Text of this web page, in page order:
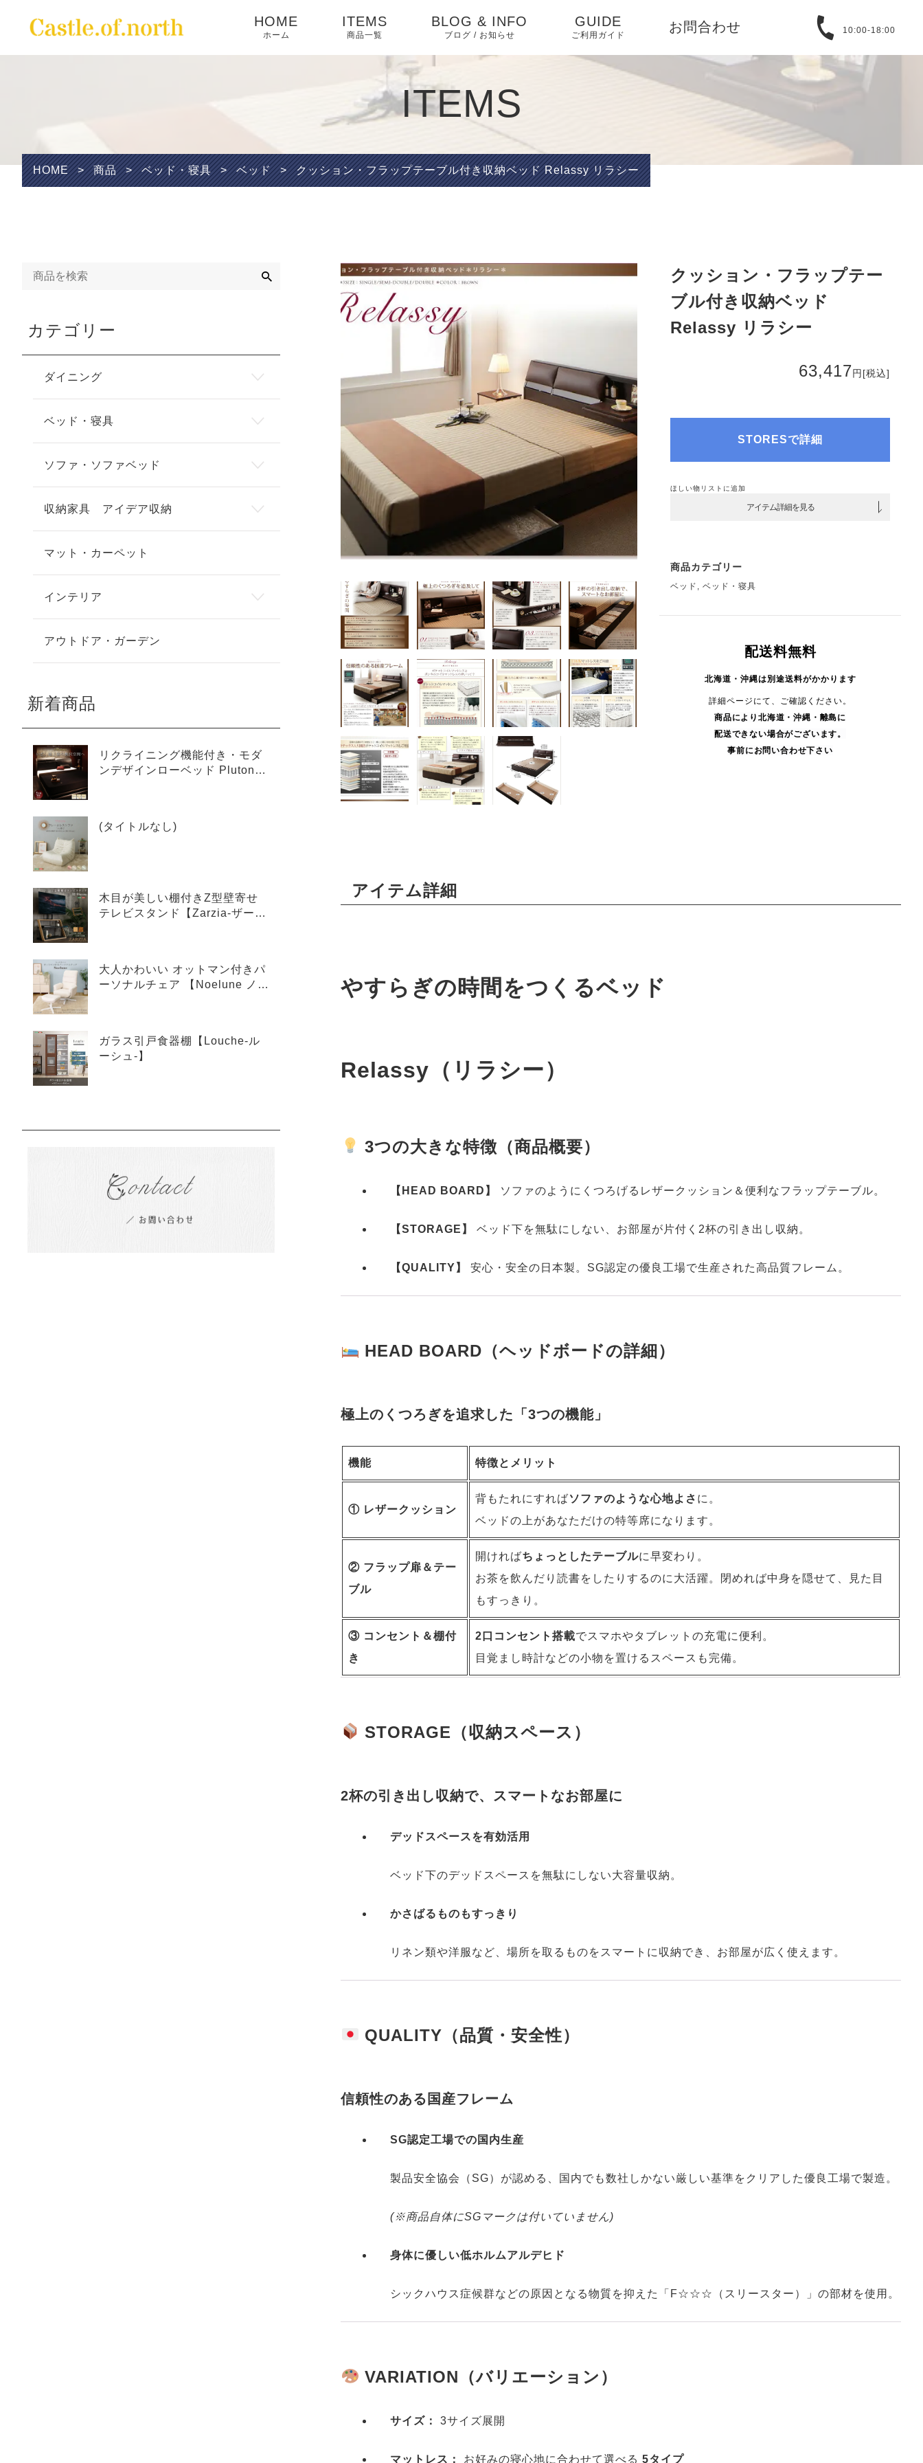
HOME
ホーム
ITEMS
商品一覧
ダイニング
テーブル
椅子
ベッド・寝具 ベッド
マットレス・敷布団
ド
テレビ台
マット・カーペット
ペット用品
アウトドア・ガーデ
BLOG & INFO
ブログ / お知らせ
相互リンク
ピックアップ
GUIDE
ご利用ガイド
よくある質問
プライバシーポリシ
ー
お問合わせ 10:00-18:00
ITEMS
HOME > 商品 > ベッド・寝具 > ベッド > クッション・フラップテーブル付き収納ベッド Relassy リラシー
クッション・フラップテー
ブル付き収納ベッド
Relassy リラシー
63,417円 [税込]
STORESで詳細
ほしい物リストに追加
アイテム詳細を見る
商品カテゴリー
ベッド , ベッド・寝具
配送料無料
北海道・沖縄は別途送料がかかります
詳細ページにて、ご確認ください。
商品により 北海道・沖縄・ 離島に
配送できない場合がございます。
事前にお問い合わせ下さい
アイテム詳細
やすらぎの時間をつくるベッド
Relassy（リラシー）
3つの大きな特徴（商品概要）
【HEAD BOARD】 ソファのようにくつろげるレザークッション＆便利なフラップテーブル。
【STORAGE】 ベッド下を無駄にしない、お部屋が片付く2杯の引き出し収納。
【QUALITY】 安心・安全の日本製。SG認定の優良工場で生産された高品質フレーム。
HEAD BOARD（ヘッドボードの詳細）
極上のくつろぎを追求した「3つの機能」
機能 特徴とメリット
① レザークッション
背もたれにすればソファのような心地よさ に。
ベッドの上があなただけの特等席になります。
② フラップ扉＆テー
ブル
開ければちょっとしたテーブルに早変わり。
お茶を飲んだり読書をしたりするのに大活躍。閉めれば中身を隠せて、見た目
もすっきり。
③ コンセント＆棚付
き
2口コンセント搭載でスマホやタブレットの充電に便利。
目覚まし時計などの小物を置けるスペースも完備。
STORAGE（収納スペース）
2杯の引き出し収納で、スマートなお部屋に
デッドスペースを有効活用
ベッド下のデッドスペースを無駄にしない大容量収納。
かさばるものもすっきり
リネン類や洋服など、場所を取るものをスマートに収納でき、お部屋が広く使えます。
QUALITY（品質・安全性）
信頼性のある国産フレーム
SG認定工場での国内生産
製品安全協会（SG）が認める、国内でも数社しかない厳しい基準をクリアした優良工場で製造。
(※商品自体にSGマークは付いていません)
身体に優しい低ホルムアルデヒド
シックハウス症候群などの原因となる物質を抑えた「F☆☆☆（スリースター）」の部材を使用。
VARIATION（バリエーション）
サイズ： 3サイズ展開
マットレス： お好みの寝心地に合わせて選べる 5タイプ
カテゴリー
ダイニング
ベッド・寝具
ソファ・ソファベッド
収納家具 アイデア収納
マット・カーペット
インテリア
アウトドア・ガーデン
新着商品
リクライニング機能付き・モダ
ンデザインローベッド Plutone
(タイトルなし)
木目が美しい棚付きZ型壁寄せ
テレビスタンド【Zarzia-ザージ
大人かわいい オットマン付きパ
ーソナルチェア 【Noelune ノエ
ガラス引戸食器棚【Louche-ル
ーシュ-】